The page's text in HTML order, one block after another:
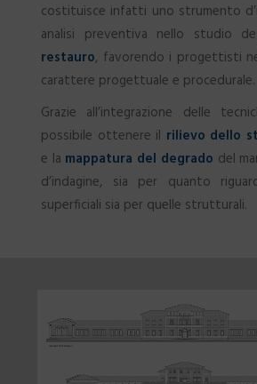
costituisce infatti uno strumento
analisi preventiva nello studio
restauro, favorendo i progettisti
carattere progettuale e procedurale.
Grazie all’integrazione delle
possibile ottenere il rilievo dello
e la mappatura del degrado del
d’indagine, sia per quanto
superficiali sia per quelle strutturali.